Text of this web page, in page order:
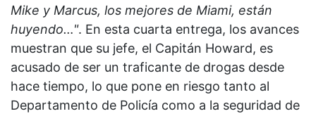
Mike y Marcus, los mejores de Miami, están
huyendo…". En esta cuarta entrega, los avances
muestran que su jefe, el Capitán Howard, es
acusado de ser un traficante de drogas desde
hace tiempo, lo que pone en riesgo tanto al
Departamento de Policía como a la seguridad de